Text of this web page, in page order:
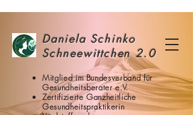
Daniela Schinko
Schneewittchen 2.0
Mitglied im Bundesverband für
Gesundheitsberater e.V.
Zertifizierte Ganzheitliche
Gesundheitspraktikerin